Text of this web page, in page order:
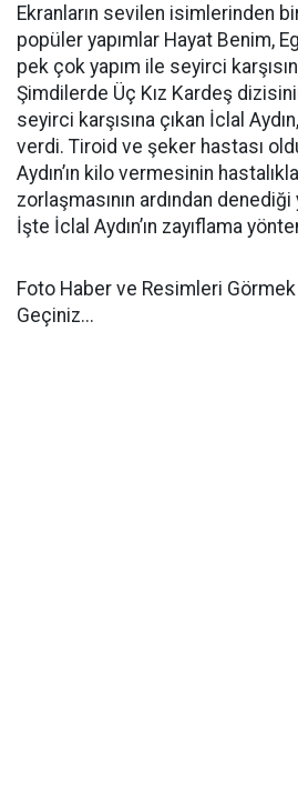
Ekranların sevilen isimlerinden
popüler yapımlar Hayat Benim,
pek çok yapım ile seyirci
Şimdilerde Üç Kız Kardeş
seyirci karşısına çıkan İclal
verdi. Tiroid ve şeker hastası
Aydın’ın kilo vermesinin
zorlaşmasının ardından
İşte İclal Aydın’ın zayıflama
Foto Haber ve Resimleri
Geçiniz...